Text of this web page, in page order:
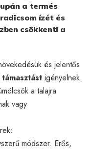
a termés
ízét és
csökkenti a
és jelentős
igényelnek.
a talajra
vagy
módszer. Erős,